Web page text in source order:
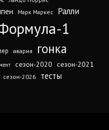
Марк Маркес Ралли
1
авария гонка
сезон-2020 сезон-2021
сезон-2026 тесты